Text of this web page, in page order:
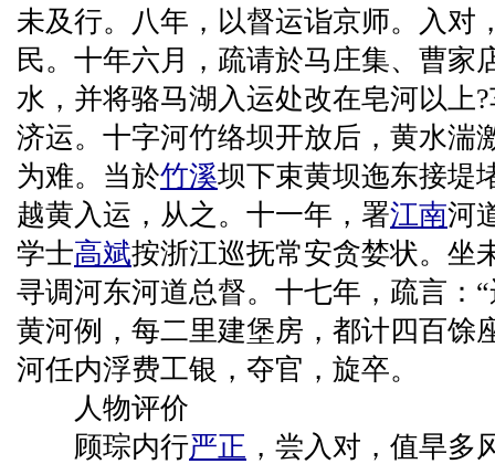
未及行。八年，以督运诣京师。入对
民。十年六月，疏请於马庄集、曹家
水，并将骆马湖入运处改在皂河以上
济运。十字河竹络坝开放后，黄水湍
为难。当於竹溪坝下束黄坝迤东接堤
越黄入运，从之。十一年，署江南河
学士高斌按浙江巡抚常安贪婪状。坐
寻调河东河道总督。十七年，疏言：
黄河例，每二里建堡房，都计四百馀
河任内浮费工银，夺官，旋卒。
人物评价
顾琮内行严正 ，尝入对，值旱多